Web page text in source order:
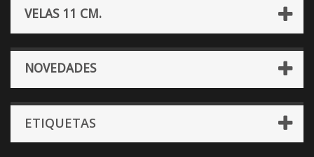
VELAS 11 CM.
NOVEDADES
ETIQUETAS